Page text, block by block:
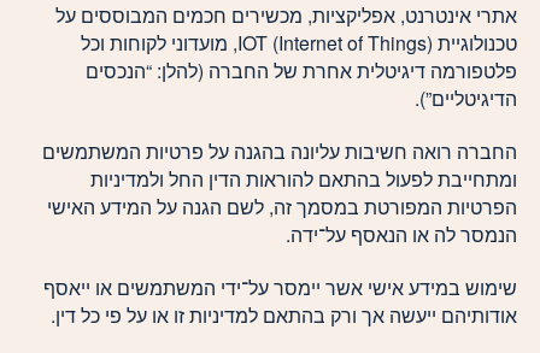
אתרי אינטרנט, אפליקציות, מכשירים חכמים המבוססים על
טכנולוגיית IOT (Internet of Things), מועדוני לקוחות וכל
פלטפורמה דיגיטלית אחרת של החברה (להלן: “הנכסים
הדיגיטליים”).
החברה רואה חשיבות עליונה בהגנה על פרטיות המשתמשים
ומתחייבת לפעול בהתאם להוראות הדין החל ולמדיניות
הפרטיות המפורטת במסמך זה, לשם הגנה על המידע האישי
הנמסר לה או הנאסף על־ידה.
שימוש במידע אישי אשר יימסר על־ידי המשתמשים או ייאסף
אודותיהם ייעשה אך ורק בהתאם למדיניות זו או על פי כל דין.